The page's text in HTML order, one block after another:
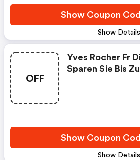
Show Details
Show Coupon
OFF
Show Details
Yves Rocher Fr
Sparen Sie Bis
Show Coupon